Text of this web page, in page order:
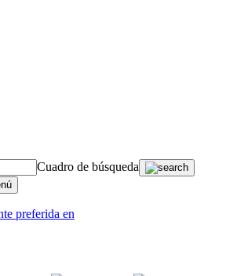
Cuadro de búsqueda
preferida en